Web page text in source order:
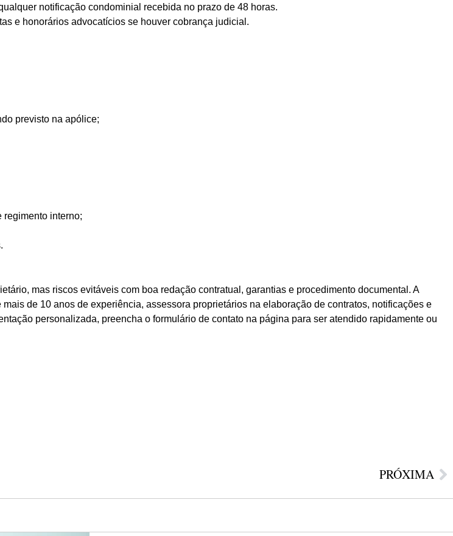
notificação condominial recebida no prazo de 48 horas.
e honorários advocatícios se houver cobrança judicial.
previsto na apólice;
regimento interno;
mas riscos evitáveis com boa redação contratual, garantias e procedimento documental. A
de 10 anos de experiência, assessora proprietários na elaboração de contratos, notificações e
personalizada, preencha o formulário de contato na página para ser atendido rapidamente ou
PRÓXIMA